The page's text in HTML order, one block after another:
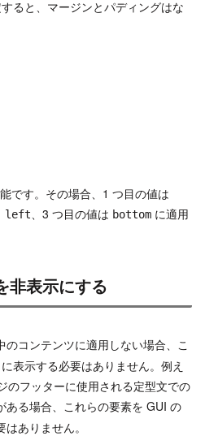
ると、マージンとパディングはな
です。その場合、1 つ目の値は
left、3 つ目の値は bottom に適用
非表示にする
のコンテンツに適用しない場合、こ
表示する必要はありません。例え
のフッターに使用される定型文での
ある場合、これらの要素を GUI の
ありません。